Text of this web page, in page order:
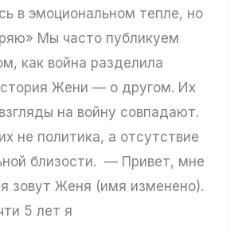
в эмоциональном тепле, но
Мы часто публикуем
как война разделила
Жени — о другом. Их
на войну совпадают.
не политика, а отсутствие
близости. — Привет, мне
зовут Женя (имя изменено).
5 лет я